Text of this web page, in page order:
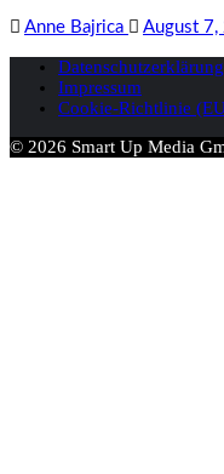
Anne Bajrica August 7,
Datenschutzerklärung
Impressum
Cookie-Richtlinie
© 2026 Smart Up Media